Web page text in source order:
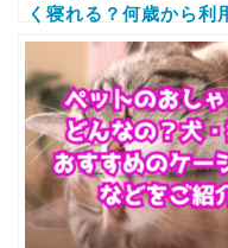
く寝れる？何歳から利
め商品や口コミ情報な